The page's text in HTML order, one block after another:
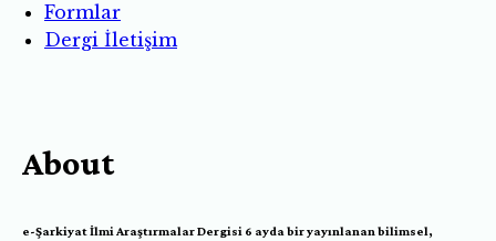
Formlar
Dergi İletişim
About
e-Şarkiyat İlmi Araştırmalar Dergisi 6 ayda bir yayınlanan bilimsel,